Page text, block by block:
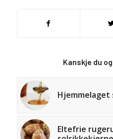
Kanskje du
Hjemmelaget
Eltefrie